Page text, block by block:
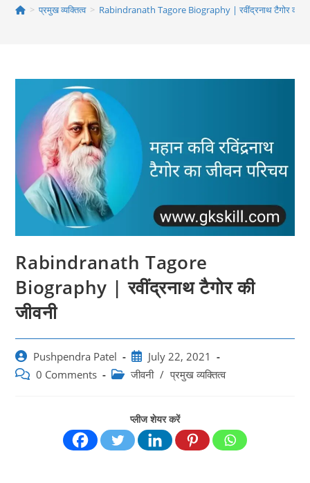
> प्रमुख व्यक्तित्व > Rabindranath Tagore Biography | रवींद्रनाथ टैगोर की
Rabindranath Tagore
Biography | रवींद्रनाथ टैगोर की
जीवनी
Post
author:
Pushpendra Patel
Post
published:
July 22, 2021
Post 0 Comments
Postजीवनी / प्रमुख व्यक्तित्व
प्लीज शेयर करें